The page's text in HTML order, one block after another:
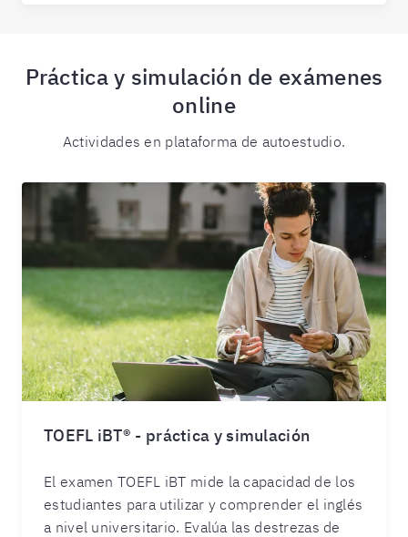
Práctica y simulación de exámenes
online
Actividades en plataforma de autoestudio.
TOEFL iBT® - práctica y simulación
El examen TOEFL iBT mide la capacidad de los
estudiantes para utilizar y comprender el inglés
a nivel universitario. Evalúa las destrezas de